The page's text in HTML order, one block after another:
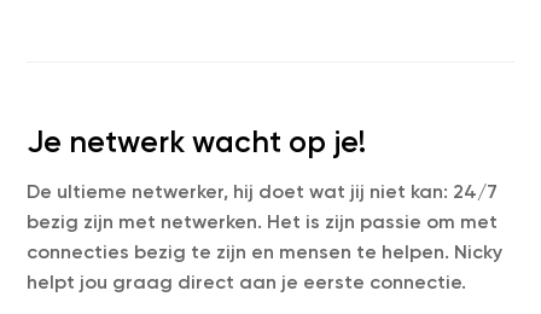
Je netwerk wacht op je!
De ultieme netwerker, hij doet wat jij niet kan: 24/7
bezig zijn met netwerken. Het is zijn passie om met
connecties bezig te zijn en mensen te helpen. Nicky
helpt jou graag direct aan je eerste connectie.